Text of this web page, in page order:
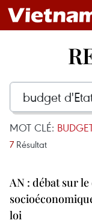
MOT CLÉ:
7 Résultat
AN : débat sur
loi